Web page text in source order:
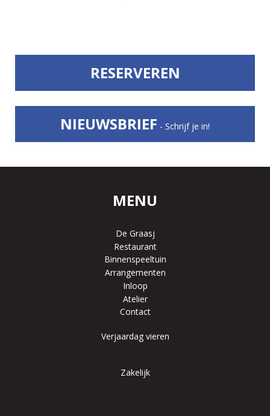
RESERVEREN
NIEUWSBRIEF - Schrijf je in!
MENU
De Graasj
Restaurant
Binnenspeeltuin
Arrangementen
Inloop
Atelier
Contact
Verjaardag vieren
Zakelijk